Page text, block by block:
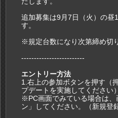
追加募集は9月7日（火）の昼
す。
※規定台数になり次第締め切
-------------------------
エントリー方法
1.右上の参加ボタンを押す（
プデートを実施してください）
※PC画面でみている場合は、
ン」してください。（新規登